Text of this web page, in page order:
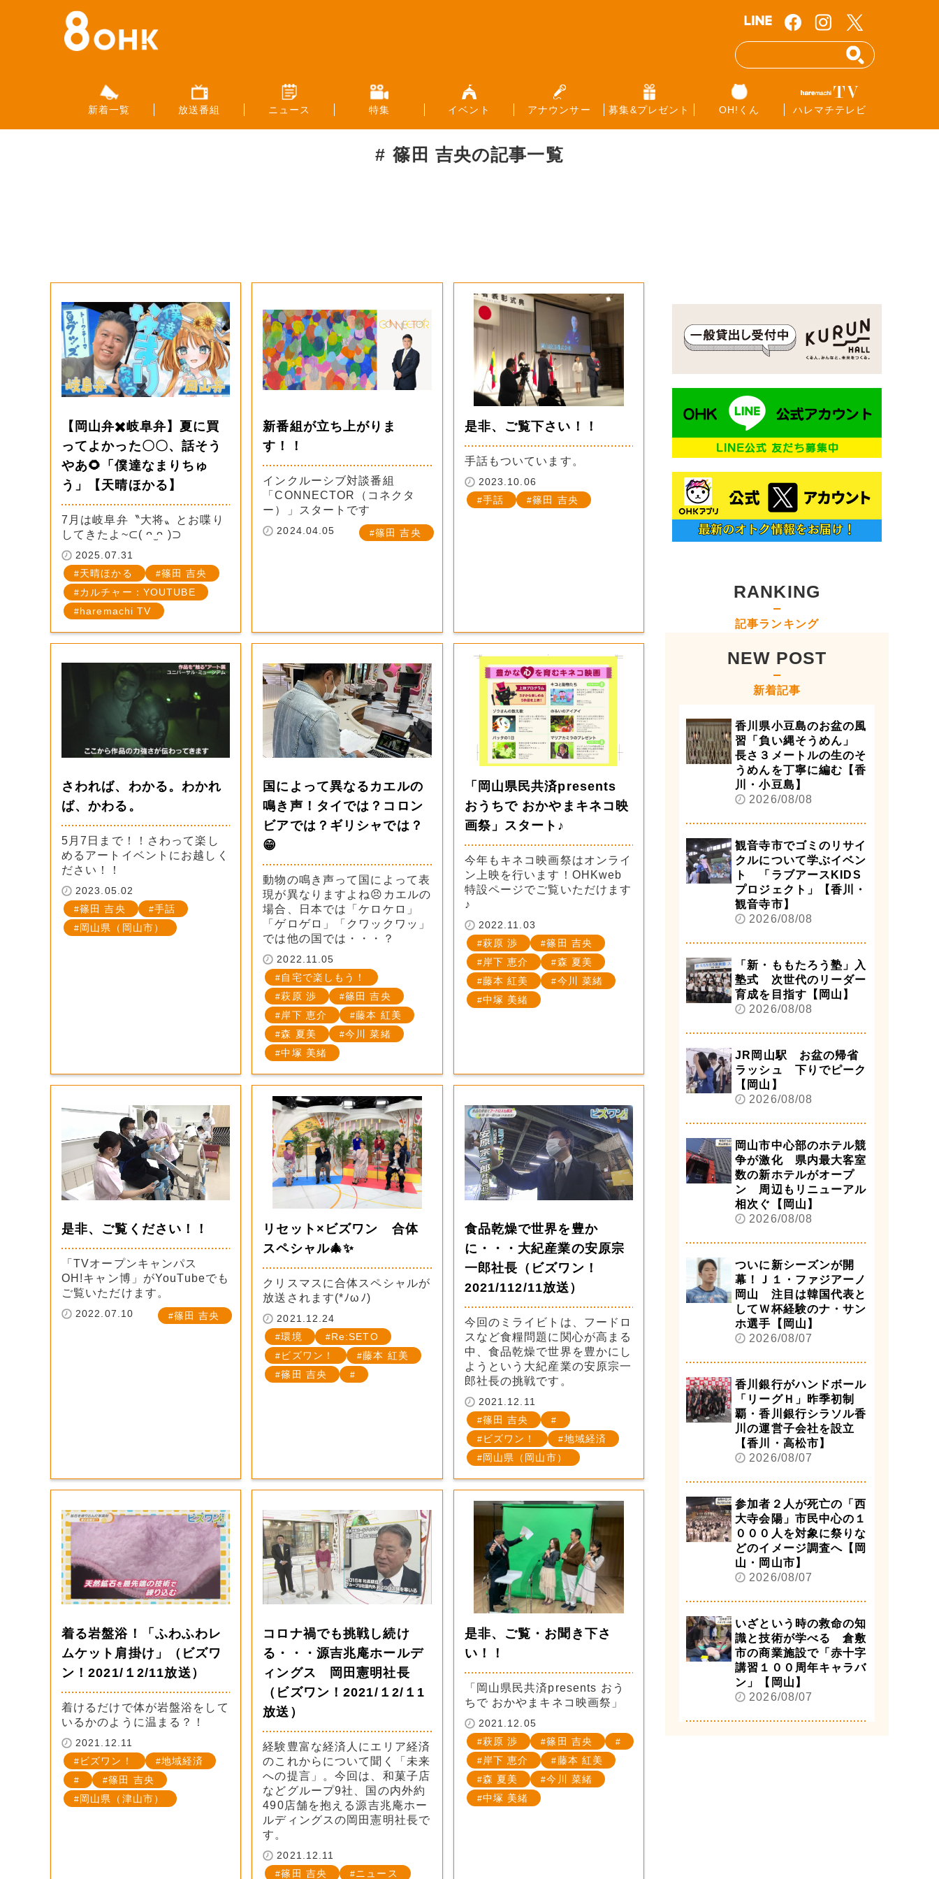
新着一覧 放送番組 ニュース 特集 イベント アナウンサー 募集&プレゼント OH!くん ハレマチテレビ
篠田 吉央の記事一覧
【岡山弁✖️岐阜弁】夏に買
ってよかった〇〇、話そう
やあ🌻「僕達なまりちゅ
う」【天晴ほかる】
7月は岐阜弁〝大将〟とお喋り
してきたよ~⊂( ᴖ ̫ᴖ )⊃
2025.07.31
天晴ほかる
篠田 吉央
カルチャー：YOUTUBE
haremachi TV
新番組が立ち上がりま
す！！
インクルーシブ対談番組
「CONNECTOR（コネクタ
ー）」スタートです
2024.04.05 篠田 吉央
是非、ご覧下さい！！
手話もついています。
2023.10.06
手話
篠田 吉央
さわれば、わかる。わかれ
ば、かわる。
5月7日まで！！さわって楽し
めるアートイベントにお越しく
ださい！！
2023.05.02
篠田 吉央
手話
岡山県（岡山市）
国によって異なるカエルの
鳴き声！タイでは？コロン
ビアでは？ギリシャでは？
😁
動物の鳴き声って国によって表
現が異なりますよね😣カエルの
場合、日本では「ケロケロ」
「ゲロゲロ」「クワックワッ」
では他の国では・・・？
2022.11.05
自宅で楽しもう！
萩原 渉
篠田 吉央
岸下 恵介
藤本 紅美
森 夏美
今川 菜緒
中塚 美緒
「岡山県民共済presents
おうちで おかやまキネコ映
画祭」スタート♪
今年もキネコ映画祭はオンライ
ン上映を行います！OHKweb
特設ページでご覧いただけます
♪
2022.11.03
萩原 渉
篠田 吉央
岸下 恵介
森 夏美
藤本 紅美
今川 菜緒
中塚 美緒
是非、ご覧ください！！
「TVオープンキャンパス
OH!キャン博」がYouTubeでも
ご覧いただけます。
2022.07.10 篠田 吉央
リセット×ビズワン 合体
スペシャル🎄✨
クリスマスに合体スペシャルが
放送されます(*ﾉωﾉ)
2021.12.24
環境
Re:SETO
ビズワン！
藤本 紅美
篠田 吉央
食品乾燥で世界を豊か
に・・・大紀産業の安原宗
一郎社長（ビズワン！
2021/112/11放送）
今回のミライビトは、フードロ
スなど食糧問題に関心が高まる
中、食品乾燥で世界を豊かにし
ようという大紀産業の安原宗一
郎社長の挑戦です。
2021.12.11
篠田 吉央
ビズワン！
地域経済
岡山県（岡山市）
着る岩盤浴！「ふわふわレ
ムケット肩掛け」（ビズワ
ン！2021/１2/11放送）
着けるだけで体が岩盤浴をして
いるかのように温まる？！
2021.12.11
ビズワン！
地域経済
篠田 吉央
岡山県（津山市）
コロナ禍でも挑戦し続け
る・・・源吉兆庵ホールデ
ィングス 岡田憲明社長
（ビズワン！2021/１2/１1
放送）
経験豊富な経済人にエリア経済
のこれからについて聞く「未来
への提言」。今回は、和菓子店
などグループ9社、国の内外約
490店舗を抱える源吉兆庵ホー
ルディングスの岡田憲明社長で
す。
2021.12.11
篠田 吉央
ニュース
是非、ご覧・お聞き下さ
い！！
「岡山県民共済presents おう
ちで おかやまキネコ映画祭」
2021.12.05
萩原 渉
篠田 吉央
岸下 恵介
藤本 紅美
森 夏美
今川 菜緒
中塚 美緒
RANKING
記事ランキング
NEW POST
新着記事
香川県小豆島のお盆の風
習「負い縄そうめん」
長さ３メートルの生のそ
うめんを丁寧に編む【香
川・小豆島】
2026/08/08
観音寺市でゴミのリサイ
クルについて学ぶイベン
ト 「ラブアースKIDS
プロジェクト」【香川・
観音寺市】
2026/08/08
「新・ももたろう塾」入
塾式 次世代のリーダー
育成を目指す【岡山】
2026/08/08
JR岡山駅 お盆の帰省
ラッシュ 下りでピーク
【岡山】
2026/08/08
岡山市中心部のホテル競
争が激化 県内最大客室
数の新ホテルがオープ
ン 周辺もリニューアル
相次ぐ【岡山】
2026/08/08
ついに新シーズンが開
幕！Ｊ１・ファジアーノ
岡山 注目は韓国代表と
してＷ杯経験のナ・サン
ホ選手【岡山】
2026/08/07
香川銀行がハンドボール
「リーグＨ」昨季初制
覇・香川銀行シラソル香
川の運営子会社を設立
【香川・高松市】
2026/08/07
参加者２人が死亡の「西
大寺会陽」市民中心の１
０００人を対象に祭りな
どのイメージ調査へ【岡
山・岡山市】
2026/08/07
いざという時の救命の知
識と技術が学べる 倉敷
市の商業施設で「赤十字
講習１００周年キャラバ
ン」【岡山】
2026/08/07